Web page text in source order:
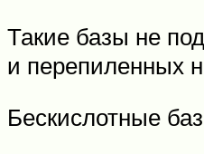
Такие базы не
и перепиленных
Бескислотные